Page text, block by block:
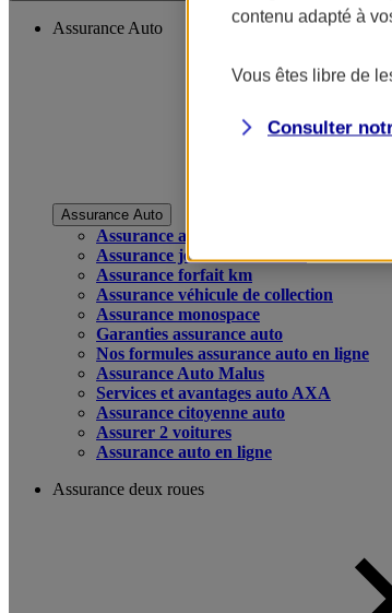
Assurance Auto
Assurance Auto
Assurance auto
Assurance jeune conducteur
Assurance forfait km
Assurance véhicule de collection
Assurance monospace
Garanties assurance auto
Nos formules assurance auto en ligne
Assurance Auto Malus
Services et avantages auto AXA
Assurance citoyenne auto
Assurer 2 voitures
Assurance auto en ligne
Assurance deux roues
contenu adapté à
Vous êtes libre de
Consulter